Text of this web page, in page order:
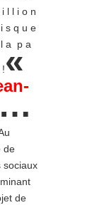
l l i o n
s q u e
a p a
«
de
sociaux
de